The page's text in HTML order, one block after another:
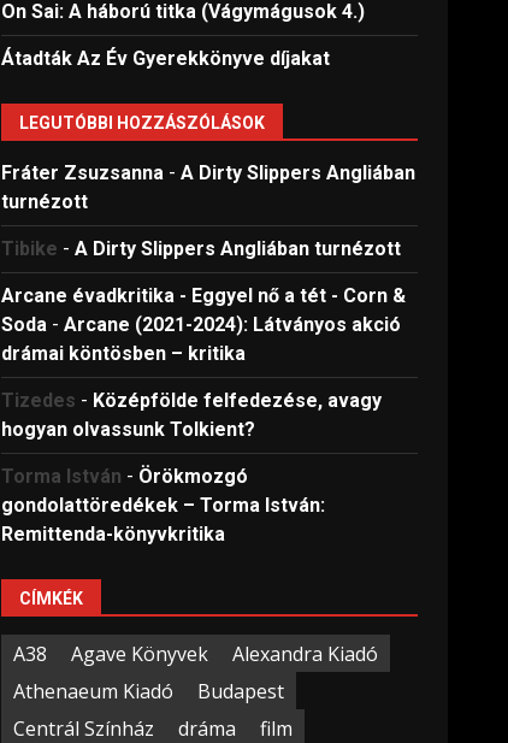
On Sai: A ​háború titka (Vágymágusok 4.)
Átadták Az Év Gyerekkönyve díjakat
LEGUTÓBBI HOZZÁSZÓLÁSOK
Fráter Zsuzsanna -A Dirty Slippers Angliában
turnézott
Tibike -A Dirty Slippers Angliában turnézott
Arcane évadkritika - Eggyel nő a tét - Corn &
Soda -Arcane (2021-2024): Látványos akció
drámai köntösben – kritika
Tizedes - Középfölde felfedezése, avagy
hogyan olvassunk Tolkient?
Torma István - Örökmozgó
gondolattöredékek – Torma István:
Remittenda-könyvkritika
CÍMKÉK
A38 Agave Könyvek
Alexandra Kiadó
Athenaeum Kiadó
Budapest
Centrál Színház
dráma
film